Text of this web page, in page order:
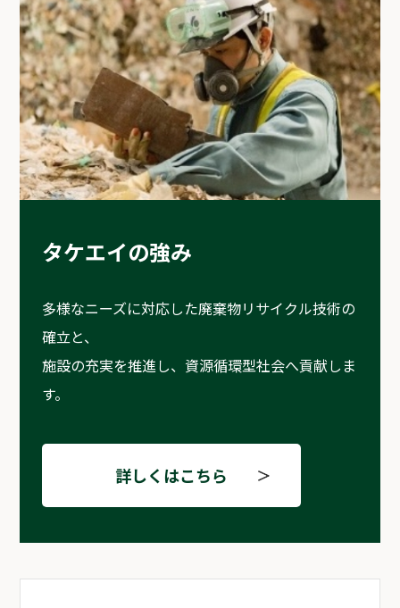
タケエイの強み
多様なニーズに対応した廃棄物リサイクル技術の
確立と、
施設の充実を推進し、資源循環型社会へ貢献しま
す。
詳しくはこちら